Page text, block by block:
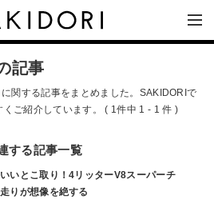
記事
関する記事をまとめました。SAKIDORIで
ご紹介しています。 ( 1件中 1 - 1 件 )
する記事一覧
いとこ取り！4リッターV8スーパーチ
りが想像を絶する